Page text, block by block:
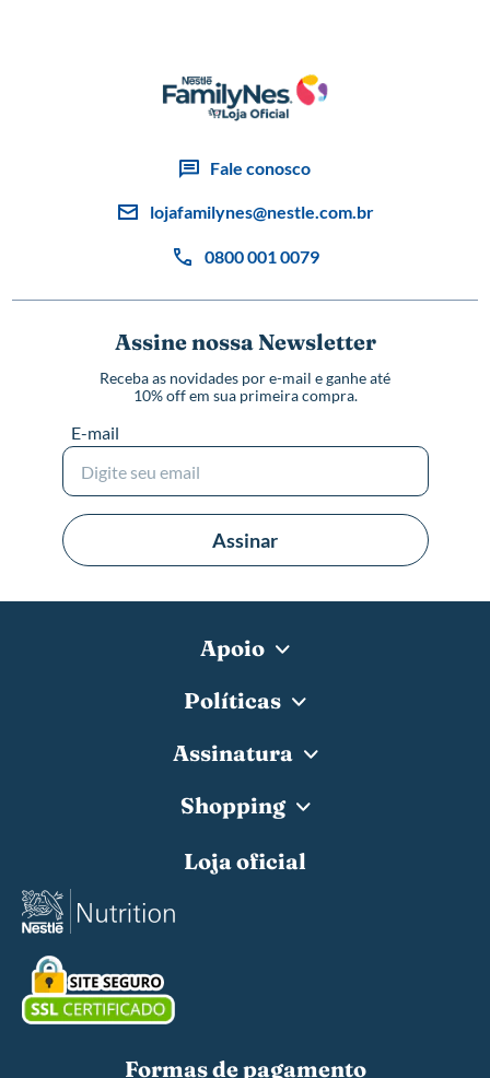
Fale conosco
lojafamilynes@nestle.com.br
0800 001 0079
Assine nossa Newsletter
Receba as novidades por e-mail e ganhe até
10% off em sua primeira compra.
E-mail
Assinar
Apoio
Políticas
Assinatura
Shopping
Loja oficial
Formas de pagamento